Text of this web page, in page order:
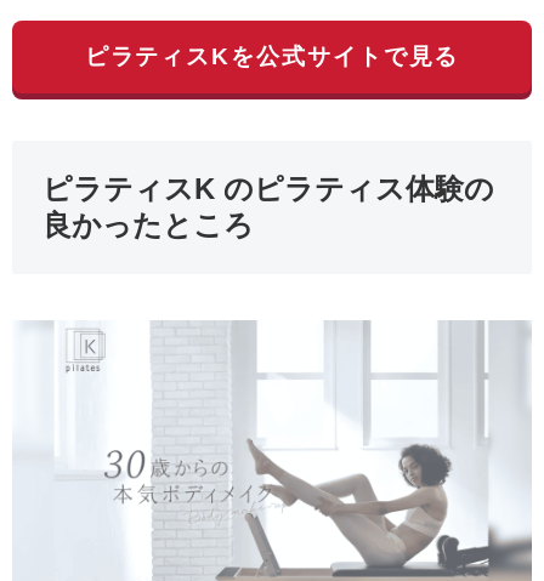
ピラティスKを公式サイトで見る
ピラティスK のピラティス体験の
良かったところ